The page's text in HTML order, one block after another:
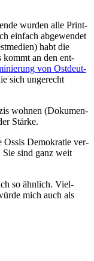
wur­den alle Print­
ein­fach abge­wen­det
habt die
kommt an den ent­
von Ost­deut­
sich unge­recht
woh­nen (Doku­men­
Stärke.
Ossis Demo­kra­tie ver­
Sie sind ganz weit
so ähn­lich. Viel­
mich auch als